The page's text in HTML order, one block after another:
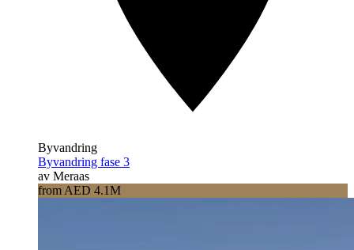
Byvandring
Byvandring fase 3
av Meraas
from AED 4.1M